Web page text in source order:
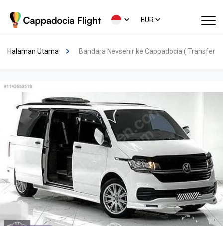
EUR
Halaman Utama Bandara Nevsehir ke Cappadocia ( Transfer